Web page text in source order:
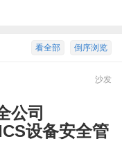
倒序浏览
看全部
沙发
公司
设备安全管